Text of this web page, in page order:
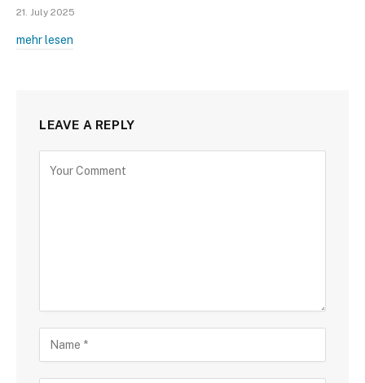
21. July 2025
mehr lesen
LEAVE A REPLY